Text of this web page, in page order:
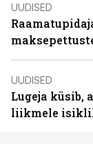
UUDISED
UUDISED
Lugeja küsib,
liikmele